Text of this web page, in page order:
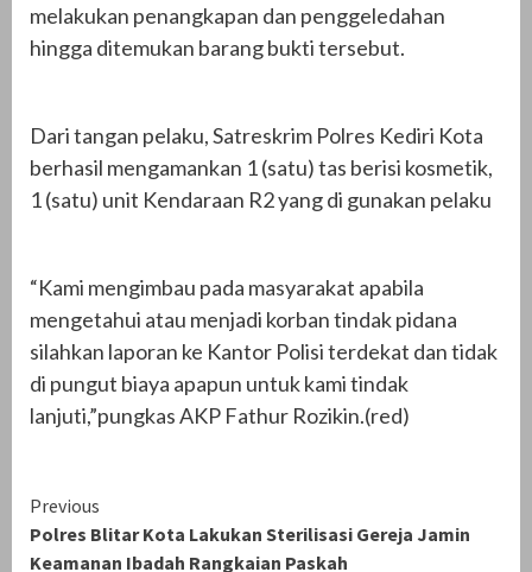
melakukan penangkapan dan penggeledahan
hingga ditemukan barang bukti tersebut.
Dari tangan pelaku, Satreskrim Polres Kediri Kota
berhasil mengamankan 1 (satu) tas berisi kosmetik,
1 (satu) unit Kendaraan R2 yang di gunakan pelaku
“Kami mengimbau pada masyarakat apabila
mengetahui atau menjadi korban tindak pidana
silahkan laporan ke Kantor Polisi terdekat dan tidak
di pungut biaya apapun untuk kami tindak
lanjuti,”pungkas AKP Fathur Rozikin.(red)
Continue
Reading
Previous
Polres Blitar Kota Lakukan Sterilisasi Gereja Jamin
Keamanan Ibadah Rangkaian Paskah